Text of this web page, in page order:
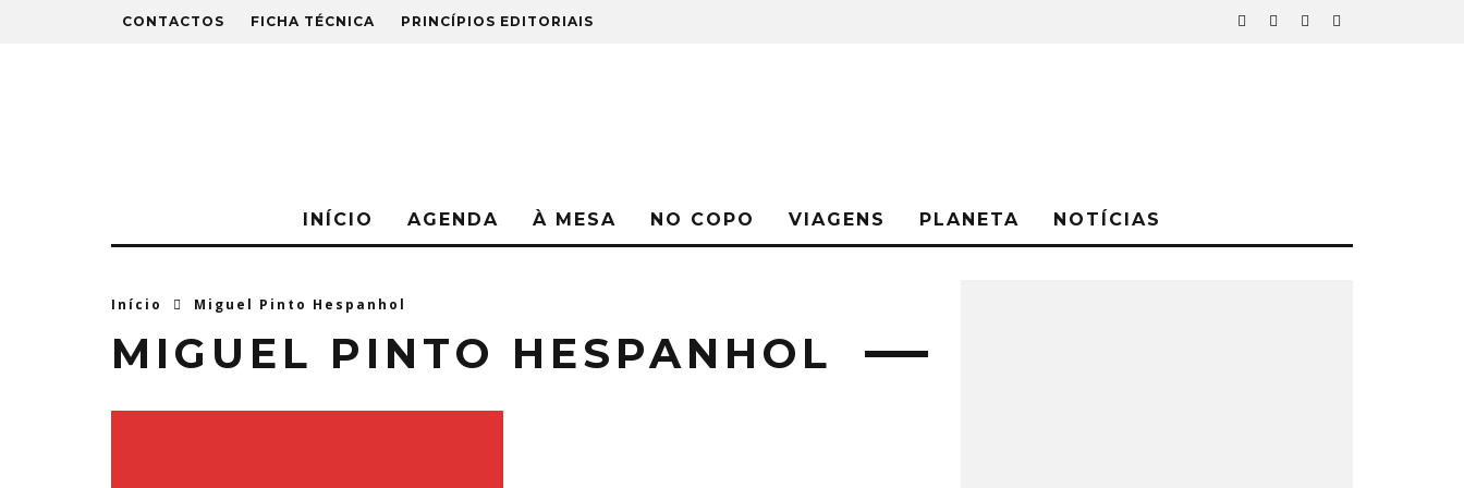
CONTACTOS FICHA TÉCNICA PRINCÍPIOS EDITORIAIS
INÍCIO AGENDA À MESA NO COPO VIAGENS PLANETA NOTÍCIAS
Início Miguel Pinto Hespanhol
MIGUEL PINTO HESPANHOL